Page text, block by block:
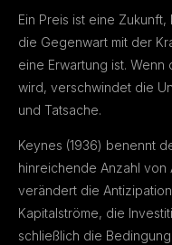
Ein Preis ist eine
die Gegenwart mit der
eine Erwartung ist.
wird, verschwindet die
und Tatsache.
Keynes (1936) benennt
hinreichende Anzahl
verändert die
Kapitalströme, die
schließlich die